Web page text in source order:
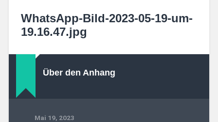
WhatsApp-Bild-2023-05-19-um-
19.16.47.jpg
Über den Anhang
Mai 19, 2023